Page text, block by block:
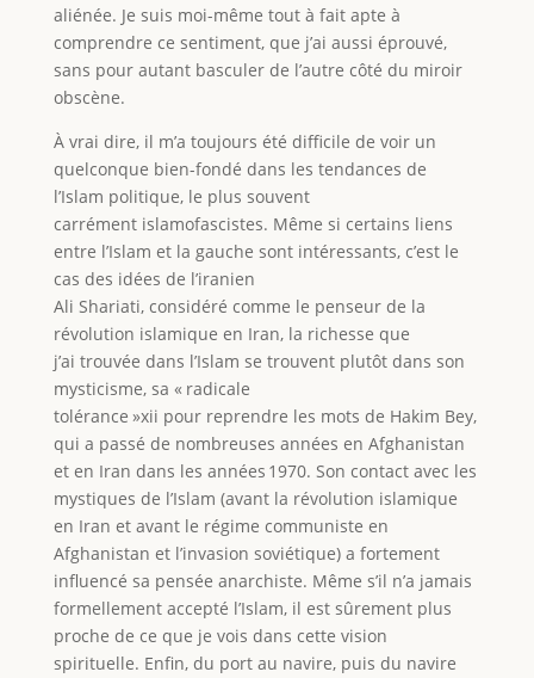
aliénée. Je suis moi-même tout à fait apte à
comprendre ce sentiment, que j’ai aussi éprouvé,
sans pour autant basculer de l’autre côté du miroir
obscène.
À vrai dire, il m’a toujours été difficile de voir un
quelconque bien-fondé dans les tendances de
l’Islam politique, le plus souvent
carrément islamofascistes. Même si certains liens
entre l’Islam et la gauche sont intéressants, c’est le
cas des idées de l’iranien
Ali Shariati, considéré comme le penseur de la
révolution islamique en Iran, la richesse que
j’ai trouvée dans l’Islam se trouvent plutôt dans son
mysticisme, sa « radicale
tolérance »xii pour reprendre les mots de Hakim Bey,
qui a passé de nombreuses années en Afghanistan
et en Iran dans les années 1970. Son contact avec les
mystiques de l’Islam (avant la révolution islamique
en Iran et avant le régime communiste en
Afghanistan et l’invasion soviétique) a fortement
influencé sa pensée anarchiste. Même s’il n’a jamais
formellement accepté l’Islam, il est sûrement plus
proche de ce que je vois dans cette vision
spirituelle. Enfin, du port au navire, puis du navire